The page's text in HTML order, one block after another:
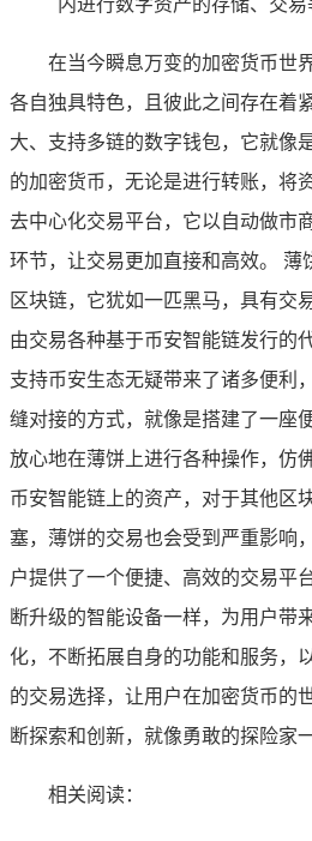
在当今瞬息万变的加密货币世
各自独具特色，且彼此之间存在着
大、支持多链的数字钱包，它就像
的加密货币，无论是进行转账，将
去中心化交易平台，它以自动做市
环节，让交易更加直接和高效。
区块链，它犹如一匹黑马，具有交
由交易各种基于币安智能链发行的
支持币安生态无疑带来了诸多便利
缝对接的方式，就像是搭建了一座
放心地在薄饼上进行各种操作，仿
币安智能链上的资产，对于其他区
塞，薄饼的交易也会受到严重影响
户提供了一个便捷、高效的交易平
断升级的智能设备一样，为用户带
化，不断拓展自身的功能和服务，
的交易选择，让用户在加密货币的
断探索和创新，就像勇敢的探险家
相关阅读：